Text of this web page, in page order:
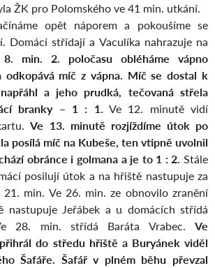
ŽK pro Polomského ve 41 min. utkání.
opět náporem a pokoušíme se
Domácí střídají a Vaculíka nahrazuje na
min. 2. poločasu obléháme vápno
odkopává míč z vápna. Míč se dostal k
a jeho prudká, tečovaná střela
branky – 1 : 1.
Ve 12. minutě vidí
Ve 13. minutě rozjíždíme útok po
posílá míč na Kubeše, ten vtipně uvolnil
obránce i golmana a je to 1 : 2. Stále
posilují útok a na hřiště nastupuje za
min. Ve 26. min. ze obnovilo zranění
nastupuje Jeřábek a u domácích střídá
28. min. střídá Baráta Vrabec. Ve
do středu hřiště a Buryánek viděl
Šafáře. Šafář v plném běhu převzal